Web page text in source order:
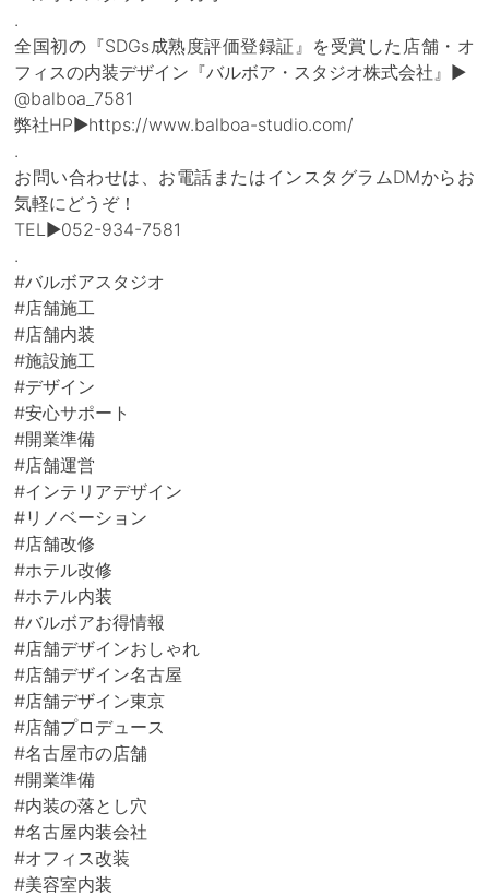
.
全国初の『SDGs成熟度評価登録証』を受賞した店舗・オ
フィスの内装デザイン『バルボア・スタジオ株式会社』▶
@balboa_7581
弊社HP▶https://www.balboa-studio.com/
.
お問い合わせは、お電話またはインスタグラムDMからお
気軽にどうぞ！
TEL▶052-934-7581
.
#バルボアスタジオ
#店舗施工
#店舗内装
#施設施工
#デザイン
#安心サポート
#開業準備
#店舗運営
#インテリアデザイン
#リノベーション
#店舗改修
#ホテル改修
#ホテル内装
#バルボアお得情報
#店舗デザインおしゃれ
#店舗デザイン名古屋
#店舗デザイン東京
#店舗プロデュース
#名古屋市の店舗
#開業準備
#内装の落とし穴
#名古屋内装会社
#オフィス改装
#美容室内装